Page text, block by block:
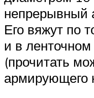
непрерывный
Его вяжут по
и в
(прочитать
армирующего